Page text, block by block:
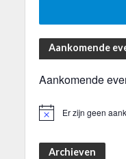
Aankomende
Aankomende
Er zijn geen
Archieven